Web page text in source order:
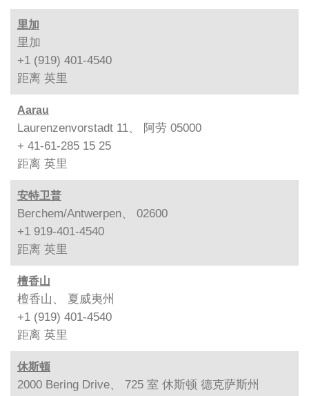
里加
里加
+1 (919) 401-4540
距离 英里
Aarau
Laurenzenvorstadt 11、 阿劳 05000
+ 41-61-285 15 25
距离 英里
安特卫普
Berchem/Antwerpen、 02600
+1 919-401-4540
距离 英里
檀香山
檀香山、 夏威夷州
+1 (919) 401-4540
距离 英里
休斯顿
2000 Bering Drive、 725 室 休斯顿 德克萨斯州